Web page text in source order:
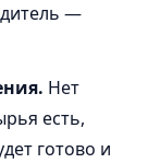
—
Нет
есть,
готово и